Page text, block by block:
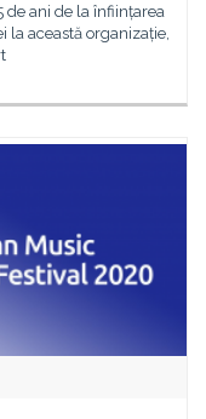
de ani de la înființarea
la această organizație,